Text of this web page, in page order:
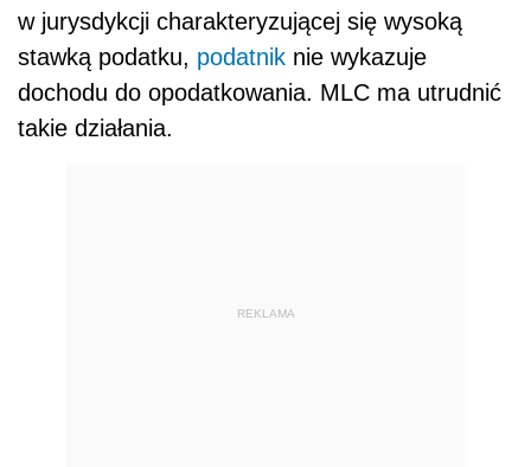
w jurysdykcji charakteryzującej się wysoką
stawką podatku, podatnik nie wykazuje
dochodu do opodatkowania. MLC ma utrudnić
takie działania.
REKLAMA